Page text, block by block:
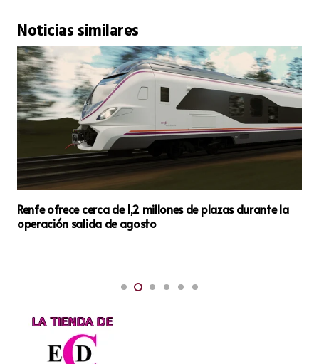
Noticias similares
Renfe ofrece cerca de 1,2 millones de plazas durante la
operación salida de agosto